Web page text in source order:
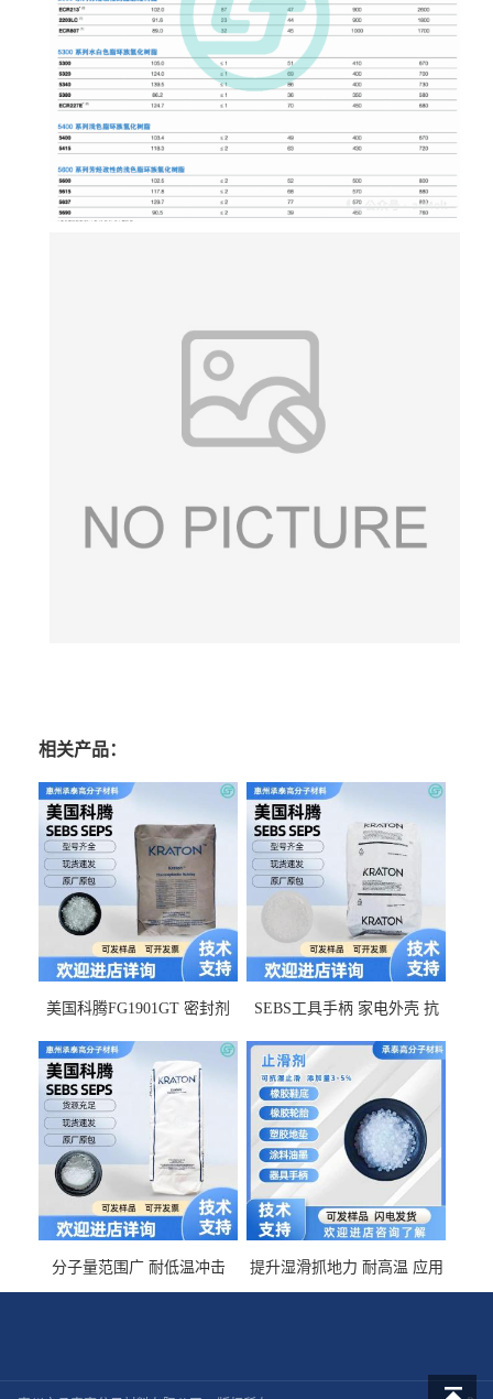
相关产品：
美国科腾FG1901GT 密封剂
佳 透明级
SEBS工具手柄 家电外壳 抗
耐候G1653VO
分子量范围广 耐低温冲击
SEBS G1650MU 美国科腾 增
提升湿滑抓地力 耐高温 应用
于特种轮胎 TPR鞋底 涂料油